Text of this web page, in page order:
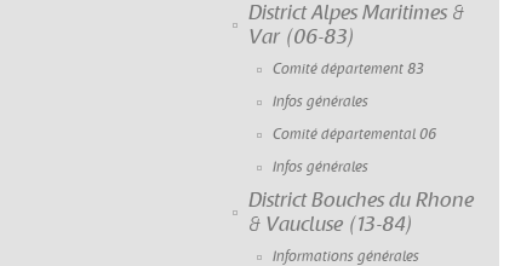
District Alpes Maritimes &
Var (06-83)
Comité département 83
Infos générales
Comité départemental 06
Infos générales
District Bouches du Rhone
& Vaucluse (13-84)
Informations générales